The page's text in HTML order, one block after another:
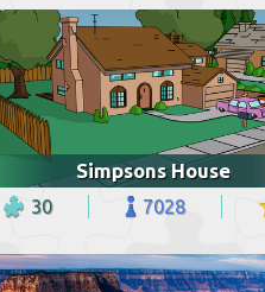
Simpsons House
30 7028